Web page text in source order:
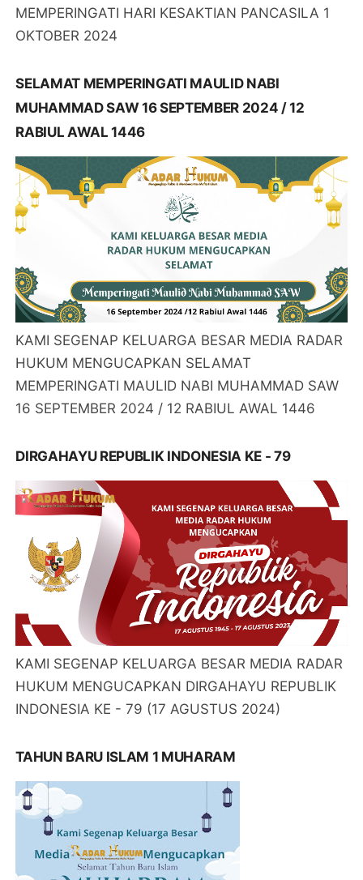
MEMPERINGATI HARI KESAKTIAN PANCASILA 1
OKTOBER 2024
SELAMAT MEMPERINGATI MAULID NABI
MUHAMMAD SAW 16 SEPTEMBER 2024 / 12
RABIUL AWAL 1446
KAMI SEGENAP KELUARGA BESAR MEDIA RADAR
HUKUM MENGUCAPKAN SELAMAT
MEMPERINGATI MAULID NABI MUHAMMAD SAW
16 SEPTEMBER 2024 / 12 RABIUL AWAL 1446
DIRGAHAYU REPUBLIK INDONESIA KE - 79
KAMI SEGENAP KELUARGA BESAR MEDIA RADAR
HUKUM MENGUCAPKAN DIRGAHAYU REPUBLIK
INDONESIA KE - 79 (17 AGUSTUS 2024)
TAHUN BARU ISLAM 1 MUHARAM